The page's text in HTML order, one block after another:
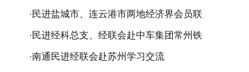
界会员联谊会联合举办“庆祝新中国成立75
周年”系列活动
·民进盐城市、连云港市两地经济界会员联
谊会开展学习交流活动
·民进经科总支、经联会赴中车集团常州铁
道高等职业技术学校开展专题调研
·南通民进经联会赴苏州学习交流